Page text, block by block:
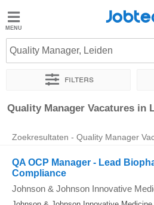
Jobted
Vacatures
Salarissen
Quality Manager, Leiden
Filters
Sorteer op Exacte locatie
Quality Manager Vacatures in
Zoekresultaten - Quality Manager
QA OCP Manager - Lead
Compliance
Johnson & Johnson Innovative